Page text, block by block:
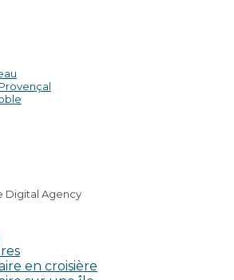
Digital Agency
en croisière